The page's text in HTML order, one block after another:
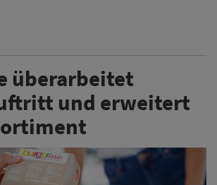
überarbeitet
und erweitert